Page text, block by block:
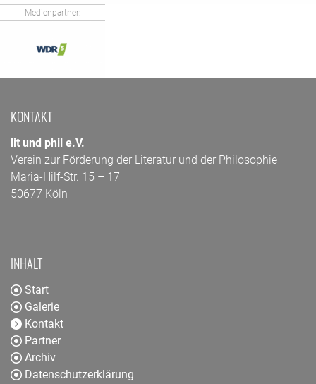
Medienpartner:
KONTAKT
lit und phil e.V.
Verein zur Förderung der Literatur und der Philosophie
Maria-Hilf-Str. 15 – 17
50677 Köln
INHALT
Start
Galerie
Kontakt
Partner
Archiv
Datenschutzerklärung